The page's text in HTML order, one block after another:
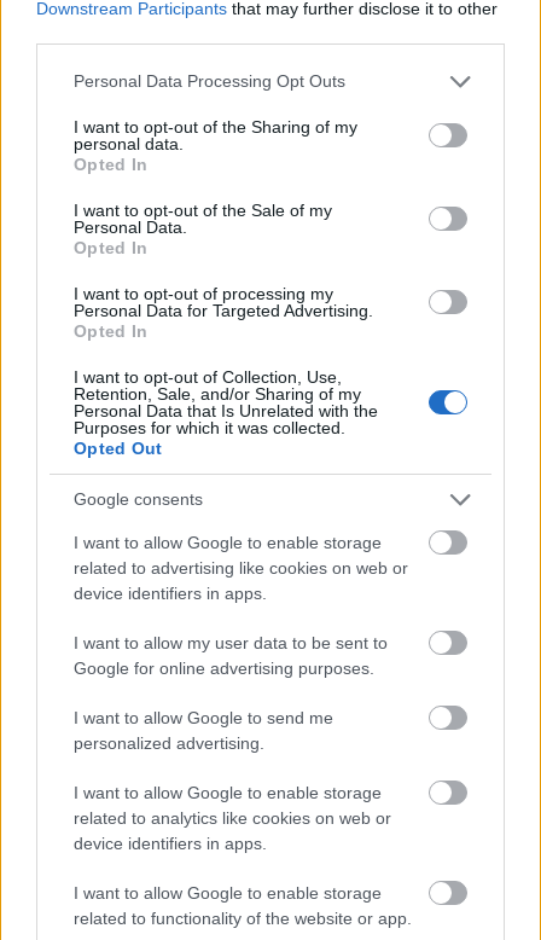
Downstream Participants that may further disclose it to other
Please note that this website/app uses one or more Google
not limited to your visit or usage behaviour. You may click to
grant or deny consent to Google and its third-party tags to
use your data for below specified purposes in below Google
consent section.
Personal Data Processing Opt Outs
I want to opt-out of the Sharing of my
personal data.
Opted In
I want to opt-out of the Sale of my
Personal Data.
Opted In
I want to opt-out of processing my
Personal Data for Targeted Advertising.
Opted In
I want to opt-out of Collection, Use,
Retention, Sale, and/or Sharing of my
Personal Data that Is Unrelated with the
Purposes for which it was collected.
Opted Out
Google consents
I want to allow Google to enable storage
related to advertising like cookies on web or
device identifiers in apps.
I want to allow my user data to be sent to
Google for online advertising purposes.
I want to allow Google to send me
personalized advertising.
I want to allow Google to enable storage
related to analytics like cookies on web or
device identifiers in apps.
I want to allow Google to enable storage
related to functionality of the website or app.
Birtalan József megyemenedzser, aki szerint
a székelyföldi turisztikai kínálat versenyképes
a hazai kínálattal, árban előnyösebb, és most
hangsúlyt.
A sajtótájékoztatón jelen lévő Kalamár Andor,
arról számolt be, hogy az egyesület
sikeresen pályázott a polgármesteri hivatallal
marketingprogramra, amely a népszerűsítés
mellett események szervezését is lehetővé
teszi. Igyekeznek bevinni a köztudatba a
tusnádfürdői sípályát, amelyet már
előkészítettek a síidényre: megtisztították,
közepére szeretnék elindítani. A pályát
webkamerán folyamatosan lehet követni
KÉZMŰVES MESTERSÉGEK TALÁLKOZÓJA A